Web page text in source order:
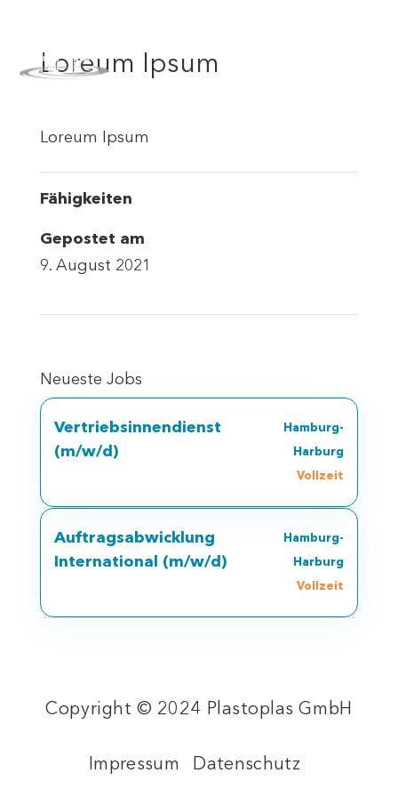
Loreum Ipsum
Loreum Ipsum
Fähigkeiten
Gepostet am
9. August 2021
Neueste Jobs
Vertriebsinnendienst
(m/w/d)
Hamburg-
Harburg
Vollzeit
Auftragsabwicklung
International (m/w/d)
Hamburg-
Harburg
Vollzeit
Copyright © 2024 Plastoplas GmbH
Impressum Datenschutz